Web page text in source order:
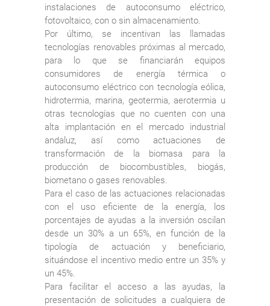
instalaciones de autoconsumo eléctrico,
fotovoltaico, con o sin almacenamiento.
Por último, se incentivan las llamadas
tecnologías renovables próximas al mercado,
para lo que se financiarán equipos
consumidores de energía térmica o
autoconsumo eléctrico con tecnología eólica,
hidrotermia, marina, geotermia, aerotermia u
otras tecnologías que no cuenten con una
alta implantación en el mercado industrial
andaluz, así como actuaciones de
transformación de la biomasa para la
producción de biocombustibles, biogás,
biometano o gases renovables.
Para el caso de las actuaciones relacionadas
con el uso eficiente de la energía, los
porcentajes de ayudas a la inversión oscilan
desde un 30% a un 65%, en función de la
tipología de actuación y beneficiario,
situándose el incentivo medio entre un 35% y
un 45%.
Para facilitar el acceso a las ayudas, la
presentación de solicitudes a cualquiera de